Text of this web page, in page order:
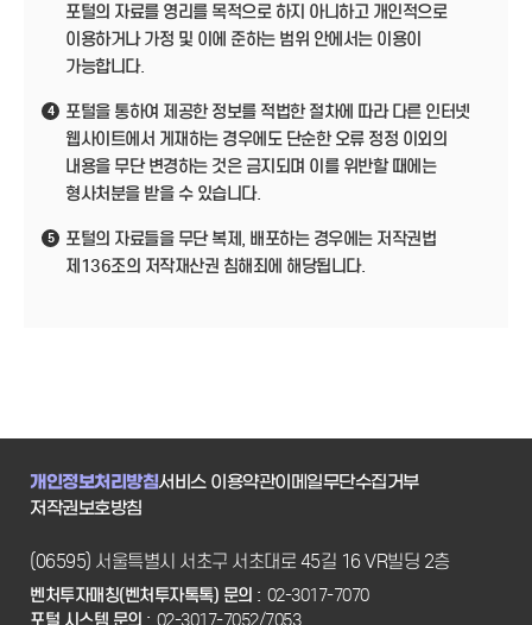
포털의 자료를 영리를 목적으로 하지 아니하고 개인적으로
이용하거나 가정 및 이에 준하는 범위 안에서는 이용이
가능합니다.
4
포털을 통하여 제공한 정보를 적법한 절차에 따라 다른 인터넷
웹사이트에서 게재하는 경우에도 단순한 오류 정정 이외의
내용을 무단 변경하는 것은 금지되며 이를 위반할 때에는
형사처분을 받을 수 있습니다.
5
포털의 자료들을 무단 복제, 배포하는 경우에는 저작권법
제136조의 저작재산권 침해죄에 해당됩니다.
개인정보처리방침서비스 이용약관이메일무단수집거부
저작권보호방침
(06595) 서울특별시 서초구 서초대로 45길 16 VR빌딩 2층
벤처투자매칭(벤처투자톡톡) 문의 : 02-3017-7070
포털 시스템 문의 : 02-3017-7052/7053